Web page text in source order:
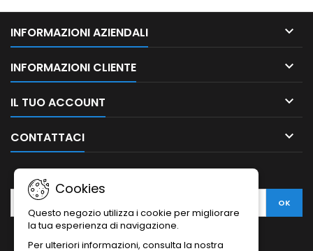
INFORMAZIONI AZIENDALI 
INFORMAZIONI CLIENTE 
IL TUO ACCOUNT 
CONTATTACI 
Cookies
Questo negozio utilizza i cookie per migliorare
la tua esperienza di navigazione.
Per ulteriori informazioni, consulta la nostra
NEWSLETTER